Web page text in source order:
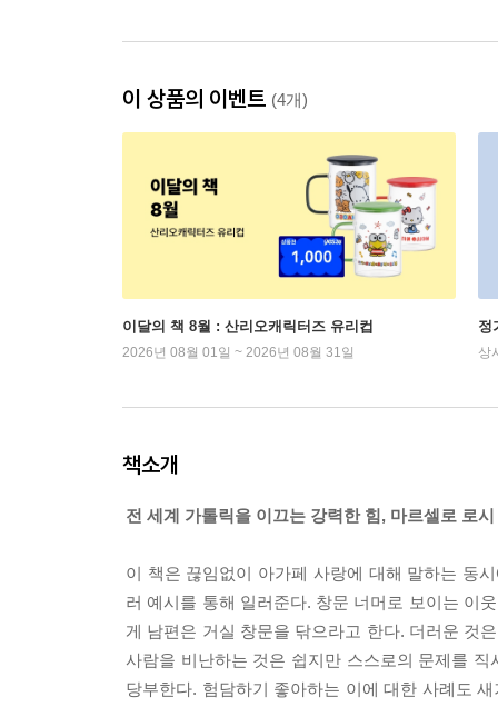
이 상품의 이벤트 (4개)
이달의 책 8월 : 산리오캐릭터즈 유리컵
2026년 08월 01일 ~ 2026년 08월 31일
정
상
책소개
전 세계 가톨릭을 이끄는 강력한 힘, 마르셀로 로
이 책은 끊임없이 아가페 사랑에 대해 말하는 동
러 예시를 통해 일러준다. 창문 너머로 보이는 이
게 남편은 거실 창문을 닦으라고 한다. 더러운 것
사람을 비난하는 것은 쉽지만 스스로의 문제를
당부한다. 험담하기 좋아하는 이에 대한 사례도